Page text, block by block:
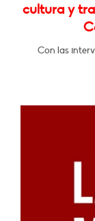
cultura y
Con las